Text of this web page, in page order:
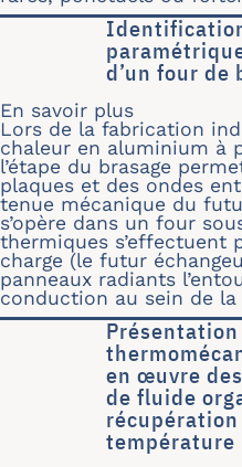
d’un four de
En savoir plus
Lors de la fabrication
chaleur en aluminium à
l’étape du brasage
plaques et des ondes
tenue mécanique du
s’opère dans un four
thermiques s’effectuent
charge (le futur
panneaux radiants
conduction au sein de la
Présentation
en œuvre
de fluide
température